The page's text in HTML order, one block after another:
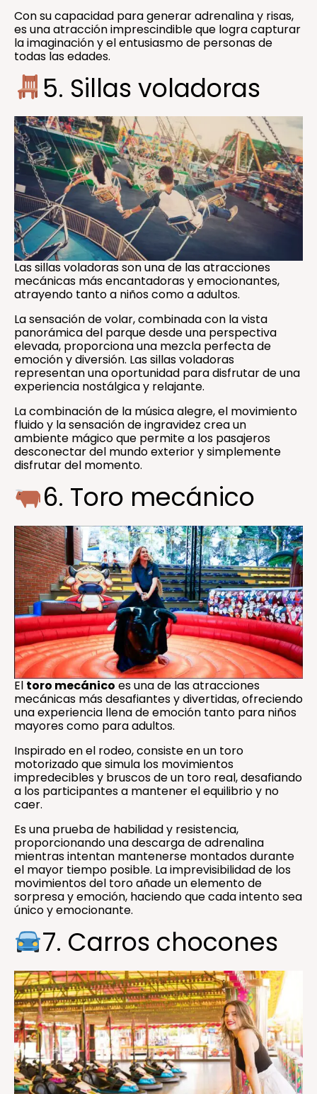
Con su capacidad para generar adrenalina y risas,
es una atracción imprescindible que logra capturar
la imaginación y el entusiasmo de personas de
todas las edades.
5. Sillas voladoras
Las sillas voladoras son una de las atracciones
mecánicas más encantadoras y emocionantes,
atrayendo tanto a niños como a adultos.
La sensación de volar, combinada con la vista
panorámica del parque desde una perspectiva
elevada, proporciona una mezcla perfecta de
emoción y diversión. Las sillas voladoras
representan una oportunidad para disfrutar de una
experiencia nostálgica y relajante.
La combinación de la música alegre, el movimiento
fluido y la sensación de ingravidez crea un
ambiente mágico que permite a los pasajeros
desconectar del mundo exterior y simplemente
disfrutar del momento.
6. Toro mecánico
El toro mecánico es una de las atracciones
mecánicas más desafiantes y divertidas, ofreciendo
una experiencia llena de emoción tanto para niños
mayores como para adultos.
Inspirado en el rodeo, consiste en un toro
motorizado que simula los movimientos
impredecibles y bruscos de un toro real, desafiando
a los participantes a mantener el equilibrio y no
caer.
Es una prueba de habilidad y resistencia,
proporcionando una descarga de adrenalina
mientras intentan mantenerse montados durante
el mayor tiempo posible. La imprevisibilidad de los
movimientos del toro añade un elemento de
sorpresa y emoción, haciendo que cada intento sea
único y emocionante.
7. Carros chocones